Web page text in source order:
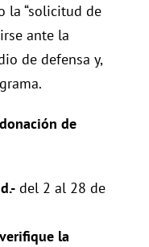
la “solicitud de
ante la
de defensa y,
de
del 2 al 28 de
la